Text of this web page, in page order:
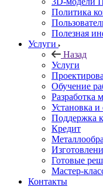
Политика
Полезная
Услуги
Назад
Услуги
Обучение
Разработка
Установка и
Поддержка
Кредит
Готовые
Мастер-
Контакты